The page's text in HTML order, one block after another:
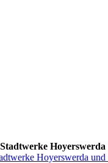
Hoyerswerda